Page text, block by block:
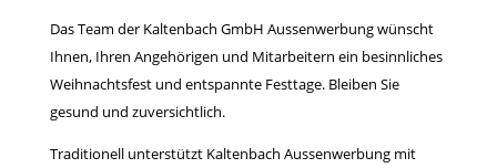
Das Team der Kaltenbach GmbH Aussenwerbung wünscht
Ihnen, Ihren Angehörigen und Mitarbeitern ein besinnliches
Weihnachtsfest und entspannte Festtage. Bleiben Sie
gesund und zuversichtlich.
Traditionell unterstützt Kaltenbach Aussenwerbung mit